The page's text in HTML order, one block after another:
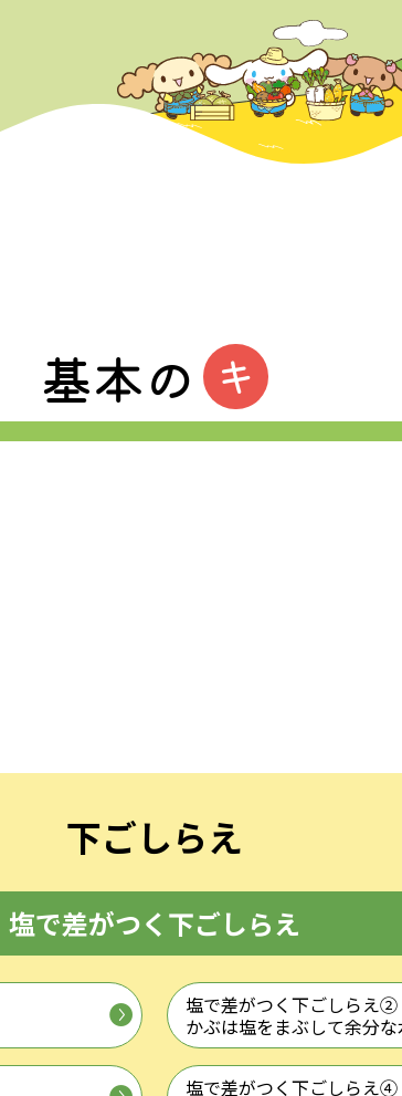
基本の キ
下ごしらえ
塩で差がつく下ごしらえ
塩で差がつく下ごしらえ②
かぶは塩をまぶして余分
塩で差がつく下ごしらえ④